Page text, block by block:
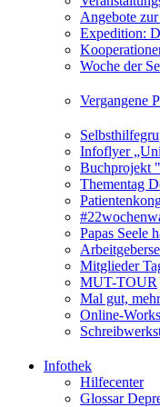
Angebote
Expedition:
Woche der
Vergangene
Infoflyer
Buchprojekt
Thementag
Papas Seele
Mitglieder
MUT-TOUR
Mal gut,
Online-
Infothek
Hilfecenter
Glossar